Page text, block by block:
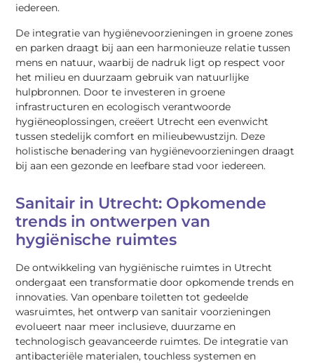
iedereen.
De integratie van hygiënevoorzieningen in groene zones
en parken draagt bij aan een harmonieuze relatie tussen
mens en natuur, waarbij de nadruk ligt op respect voor
het milieu en duurzaam gebruik van natuurlijke
hulpbronnen. Door te investeren in groene
infrastructuren en ecologisch verantwoorde
hygiëneoplossingen, creëert Utrecht een evenwicht
tussen stedelijk comfort en milieubewustzijn. Deze
holistische benadering van hygiënevoorzieningen draagt
bij aan een gezonde en leefbare stad voor iedereen.
Sanitair in Utrecht: Opkomende
trends in ontwerpen van
hygiënische ruimtes
De ontwikkeling van hygiënische ruimtes in Utrecht
ondergaat een transformatie door opkomende trends en
innovaties. Van openbare toiletten tot gedeelde
wasruimtes, het ontwerp van sanitair voorzieningen
evolueert naar meer inclusieve, duurzame en
technologisch geavanceerde ruimtes. De integratie van
antibacteriële materialen, touchless systemen en